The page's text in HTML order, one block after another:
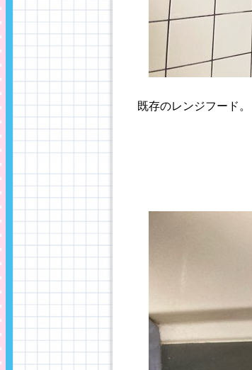
既存のレンジフード。